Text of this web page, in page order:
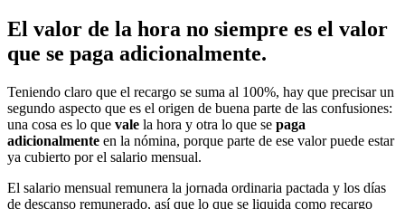
El valor de la hora no siempre es el valor
que se paga adicionalmente.
Teniendo claro que el recargo se suma al 100%, hay que precisar un
segundo aspecto que es el origen de buena parte de las confusiones:
una cosa es lo que vale la hora y otra lo que se paga
adicionalmente en la nómina, porque parte de ese valor puede estar
ya cubierto por el salario mensual.
El salario mensual remunera la jornada ordinaria pactada y los días
de descanso remunerado, así que lo que se liquida como recargo